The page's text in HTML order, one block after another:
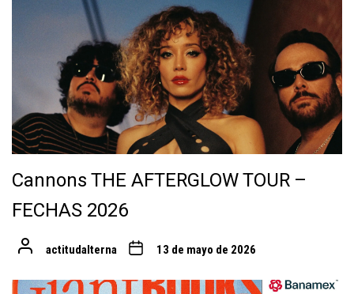
Cannons THE AFTERGLOW TOUR –
FECHAS 2026
actitudalterna 13 de mayo de 2026